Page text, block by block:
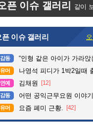
픈 이슈 갤러리 같이
픈 이슈 갤러리
감동 “인형 같은 아이가 가라앉는데”…
유머 나영석 피디가 1박2일때
연예 김채원 [12]
감동 어떤 공익근무요원 이야기
유머 요즘 폐미 근황. [42]